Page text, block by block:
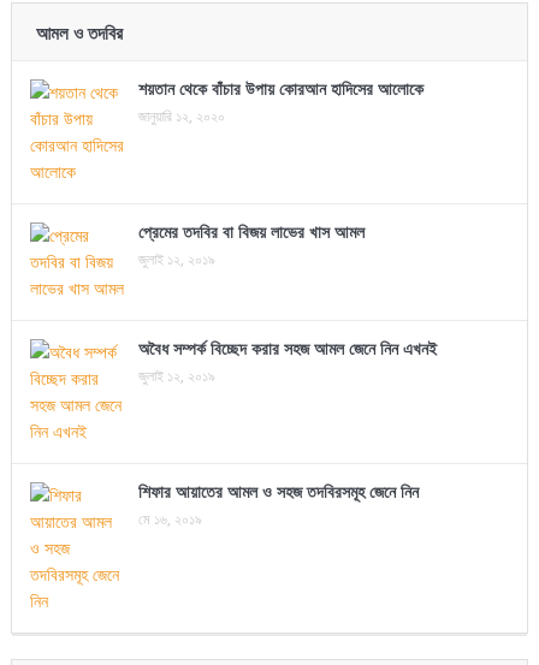
আমল ও তদবির
শয়তান থেকে বাঁচার উপায় কোরআন হাদিসের আলোকে
জানুয়ারি ১২, ২০২০
প্রেমের তদবির বা বিজয় লাভের খাস আমল
জুলাই ১২, ২০১৯
অবৈধ সম্পর্ক বিচ্ছেদ করার সহজ আমল জেনে নিন এখনই
জুলাই ১২, ২০১৯
শিফার আয়াতের আমল ও সহজ তদবিরসমূহ জেনে নিন
মে ১৬, ২০১৯